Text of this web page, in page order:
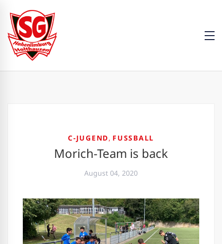
C-JUGEND, FUSSBALL
Morich-Team is back
August 04, 2020